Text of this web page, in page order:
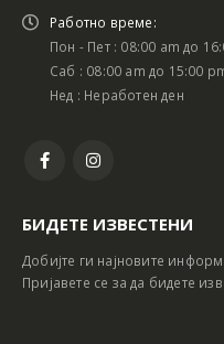
Работно време:
Пон - Пет : 08:00 am до
Саб : 08:00 am до 15:00
Нед : Неработен ден
БИДЕТЕ ИЗВЕСТЕНИ
Добијте ги најновите
Пријавете се за да бидете